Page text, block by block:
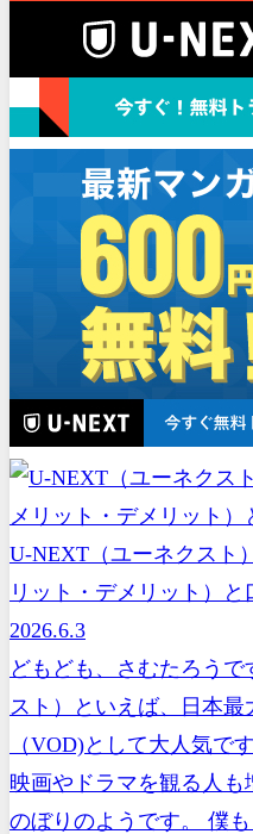
U-NEXT（ユーネクスト
リット・デメリット）と
2026.6.3
どもども、さむたろう
スト）といえば、日本
（VOD)として大人気で
映画やドラマを観る人
のぼりのようです。 僕